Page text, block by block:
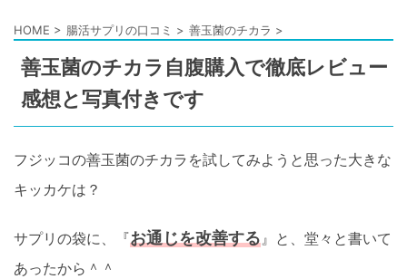
HOME > 腸活サプリの口コミ > 善玉菌のチカラ >
善玉菌のチカラ自腹購入で徹底レビュー
感想と写真付きです
フジッコの善玉菌のチカラを試してみようと思った大きな
キッカケは？
サプリの袋に、『お通じを改善する』と、堂々と書いて
あったから＾＾